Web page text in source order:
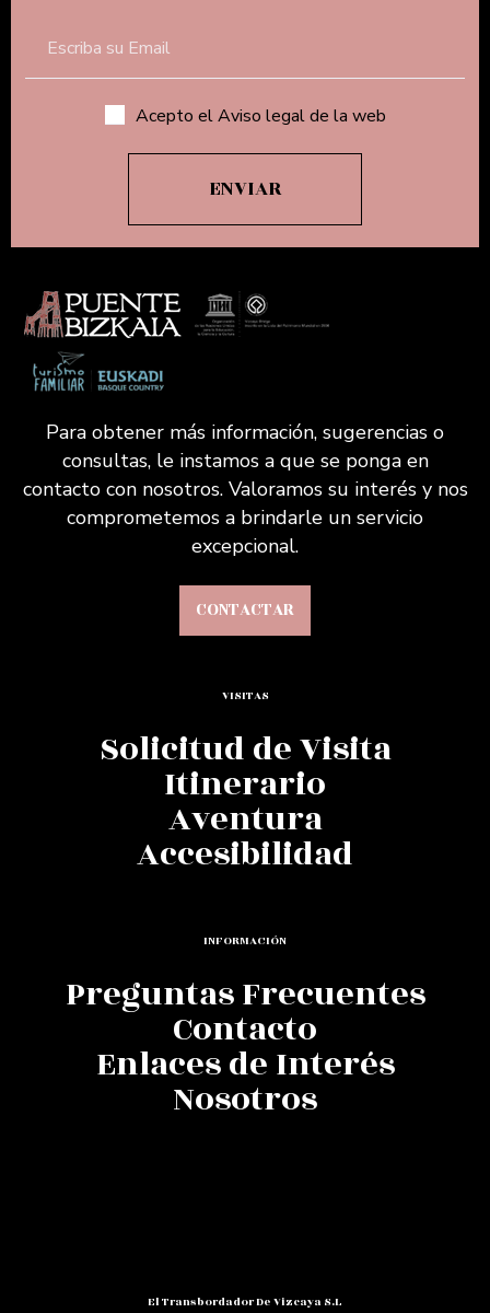
Acepto el Aviso legal de la web
Para obtener más información, sugerencias o
consultas, le instamos a que se ponga en
contacto con nosotros. Valoramos su interés y nos
comprometemos a brindarle un servicio
excepcional.
CONTACTAR
VISITAS
Solicitud de Visita
Itinerario
Aventura
Accesibilidad
INFORMACIÓN
Preguntas Frecuentes
Contacto
Enlaces de Interés
Nosotros
El Transbordador De Vizcaya S.L